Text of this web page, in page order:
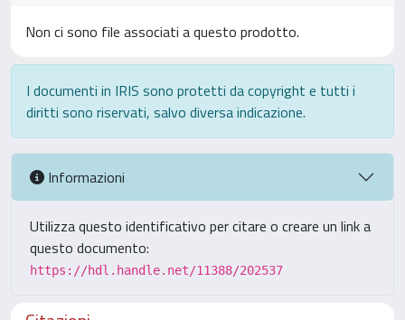
Non ci sono file associati a questo prodotto.
I documenti in IRIS sono protetti da copyright e tutti i
diritti sono riservati, salvo diversa indicazione.
Informazioni
Utilizza questo identificativo per citare o creare un link a
questo documento:
https://hdl.handle.net/11388/202537